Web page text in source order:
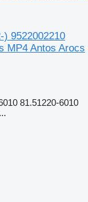
9522002210
MP4 Antos Arocs
81.51220-6010